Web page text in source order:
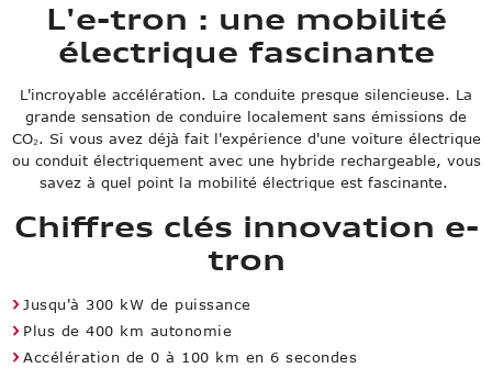
L'e-tron : une mobilité
électrique fascinante
L'incroyable accélération. La conduite presque silencieuse. La
grande sensation de conduire localement sans émissions de
CO₂. Si vous avez déjà fait l'expérience d'une voiture électrique
ou conduit électriquement avec une hybride rechargeable, vous
savez à quel point la mobilité électrique est fascinante.
Chiffres clés innovation e-
tron
Jusqu'à 300 kW de puissance
Plus de 400 km autonomie
Accélération de 0 à 100 km en 6 secondes